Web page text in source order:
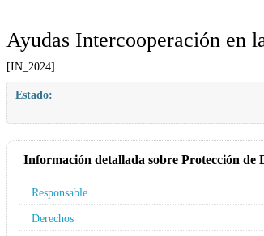
Ayudas Intercooperación en
[IN_2024]
Estado:
Información detallada sobre Protección de
Responsable
Derechos